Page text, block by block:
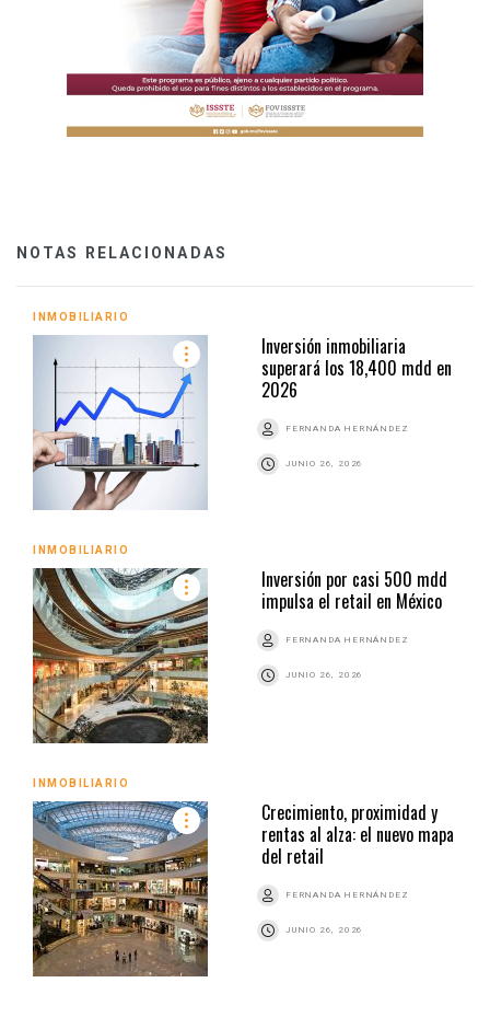
NOTAS RELACIONADAS
INMOBILIARIO
Inversión inmobiliaria
superará los 18,400 mdd en
2026
FERNANDA HERNÁNDEZ
JUNIO 26, 2026
INMOBILIARIO
Inversión por casi 500 mdd
impulsa el retail en México
FERNANDA HERNÁNDEZ
JUNIO 26, 2026
INMOBILIARIO
Crecimiento, proximidad y
rentas al alza: el nuevo mapa
del retail
FERNANDA HERNÁNDEZ
JUNIO 26, 2026